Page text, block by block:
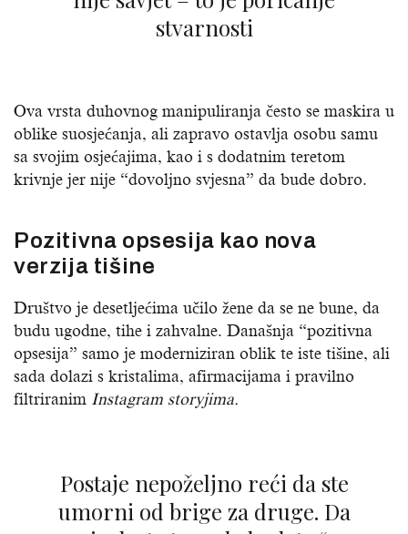
stvarnosti
Ova vrsta duhovnog manipuliranja često se maskira u
oblike suosjećanja, ali zapravo ostavlja osobu samu
sa svojim osjećajima, kao i s dodatnim teretom
krivnje jer nije “dovoljno svjesna” da bude dobro.
Pozitivna opsesija kao nova
verzija tišine
Društvo je desetljećima učilo žene da se ne bune, da
budu ugodne, tihe i zahvalne. Današnja “pozitivna
opsesija” samo je moderniziran oblik te iste tišine, ali
sada dolazi s kristalima, afirmacijama i pravilno
filtriranim Instagram storyjima.
Postaje nepoželjno reći da ste
umorni od brige za druge. Da